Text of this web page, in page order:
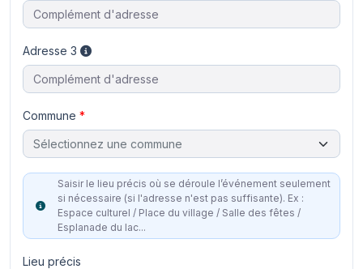
Adresse 3
Commune
Sélectionnez une commune
Saisir le lieu précis où se déroule l’événement seulement
si nécessaire (si l'adresse n'est pas suffisante). Ex :
Espace culturel / Place du village / Salle des fêtes /
Esplanade du lac...
Lieu précis